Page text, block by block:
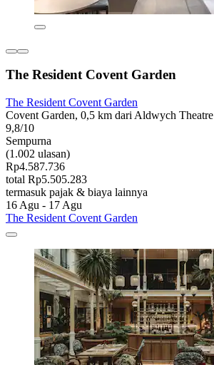
The Resident Covent Garden
The Resident Covent Garden
Covent Garden, 0,5 km dari Aldwych Theatre
9,8/10
Sempurna
(1.002 ulasan)
Rp4.587.736
total Rp5.505.283
termasuk pajak & biaya lainnya
16 Agu - 17 Agu
The Resident Covent Garden